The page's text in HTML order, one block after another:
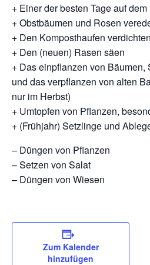
+ Einer der besten Tage auf
+ Obstbäumen und Rosen
+ Den Komposthaufen
+ Den (neuen) Rasen säen
+ Das einpflanzen von Bäumen,
und das verpflanzen von alten
nur im Herbst)
+ Umtopfen von Pflanzen,
+ (Frühjahr) Setzlinge und
– Düngen von Pflanzen
– Setzen von Salat
– Düngen von Wiesen
Zum Kalender
hinzufügen